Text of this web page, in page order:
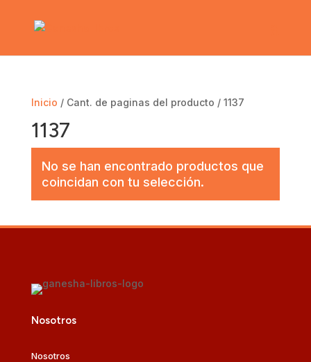
Inicio / Cant. de paginas del producto / 1137
1137
No se han encontrado productos que
coincidan con tu selección.
Nosotros
Nosotros